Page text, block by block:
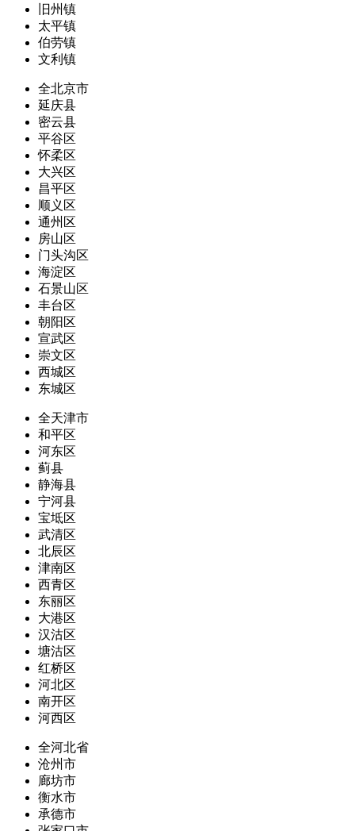
旧州镇
太平镇
伯劳镇
文利镇
全北京市
延庆县
密云县
平谷区
怀柔区
大兴区
昌平区
顺义区
通州区
房山区
门头沟区
海淀区
石景山区
丰台区
朝阳区
宣武区
崇文区
西城区
东城区
全天津市
和平区
河东区
蓟县
静海县
宁河县
宝坻区
武清区
北辰区
津南区
西青区
东丽区
大港区
汉沽区
塘沽区
红桥区
河北区
南开区
河西区
全河北省
沧州市
廊坊市
衡水市
承德市